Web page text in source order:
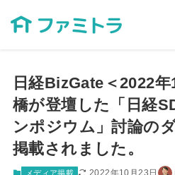
日経BizGate＜2022
橋が登壇した「日経
ンポジウム」討論の
掲載されました。
メディア掲載 2022年10月23日